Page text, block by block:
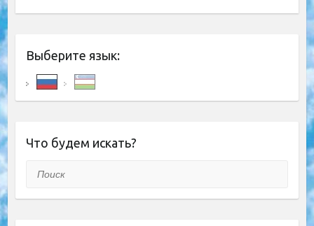
Выберите язык:
Что будем искать?
Поиск